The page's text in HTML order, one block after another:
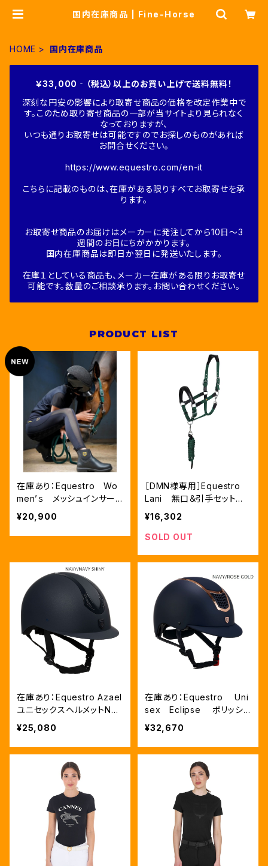
国内在庫商品 | Fine-Horse
HOME 国内在庫商品
￥33,000‐（税込）以上のお買い上げで送料無料！
深刻な円安の影響により取寄せ商品の価格を改定作業中で
す。このため取り寄せ商品の一部が当サイトより見られなく
なっておりますが、
いつも通りお取寄せは可能ですのでお探しのものがあれば
お問合せください。
https://www.equestro.com/en-it
こちらに記載のものは、在庫がある限りすべてお取寄せを承
ります。
お取寄せ商品のお届けはメーカーに発注してから10日～3
週間のお日にちがかかります。
国内在庫商品は即日か翌日に発送いたします。
在庫１としている商品も、メーカー在庫がある限りお取寄せ
可能です。数量のご相談承ります。お問い合わせください。
PRODUCT LIST
在庫あり：Equestro Wo
men’ｓ メッシュインサー
ト フルグリップレギンス（E
TW00170）
¥20,900
［DMN様専用］Equestro
Lani 無口＆引手セット
グリーン FULLサイズ（ET
H03002N）
¥16,302
SOLD OUT
在庫あり：Equestro Azael
ユニセックスヘルメットNAV
Y/NAVYSHINY XLサイズ
（ETU02011）
¥25,080
在庫あり：Equestro Uni
sex Eclipse ポリッシュ
フレーム超軽量ヘルメッ
ト NAVY/ROSEGOLD、L
サイズ（ETU00003）
¥32,670